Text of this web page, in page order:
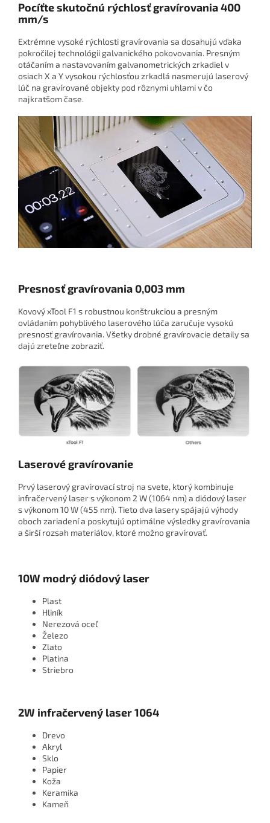
Pocíťte skutočnú rýchlosť gravírovania 400
mm/s
Extrémne vysoké rýchlosti gravírovania sa dosahujú vďaka
pokročilej technológii galvanického pokovovania. Presným
otáčaním a nastavovaním galvanometrických zrkadiel v
osiach X a Y vysokou rýchlosťou zrkadlá nasmerujú laserový
lúč na gravírované objekty pod rôznymi uhlami v čo
najkratšom čase.
Presnosť gravírovania 0,003 mm
Kovový xTool F1 s robustnou konštrukciou a presným
ovládaním pohyblivého laserového lúča zaručuje vysokú
presnosť gravírovania. Všetky drobné gravírovacie detaily sa
dajú zreteľne zobraziť.
Laserové gravírovanie
Prvý laserový gravírovací stroj na svete, ktorý kombinuje
infračervený laser s výkonom 2 W (1064 nm) a diódový laser
s výkonom 10 W (455 nm). Tieto dva lasery spájajú výhody
oboch zariadení a poskytujú optimálne výsledky gravírovania
a širší rozsah materiálov, ktoré možno gravírovať.
10W modrý diódový laser
Plast
Hliník
Nerezová oceľ
Železo
Zlato
Platina
Striebro
2W infračervený laser 1064
Drevo
Akryl
Sklo
Papier
Koža
Keramika
Kameň